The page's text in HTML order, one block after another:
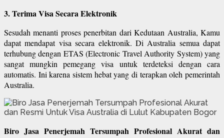
3. Terima Visa Secara Elektronik
Sesudah menanti proses penerbitan dari Kedutaan Australia, Kamu
dapat mendapat visa secara elektronik. Di Australia semua dapat
terhubung dengan ETAS (Electronic Travel Authority System) yang
sangat mungkin pemegang visa untuk terdeteksi dengan cara
automatis. Ini karena sistem hebat yang di terapkan oleh pemerintah
Australia.
Biro Jasa Penerjemah Tersumpah Profesional Akurat dan